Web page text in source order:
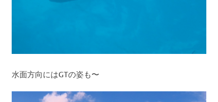
水面方向にはGTの姿も〜